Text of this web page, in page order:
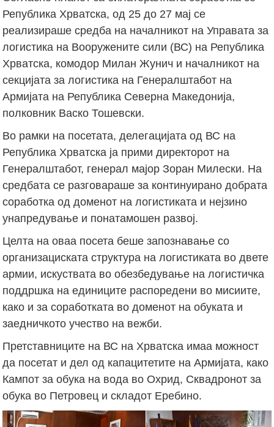
Република Хрватска, од 25 до 27 мај се
реализираше средба на началникот на Управата за
логистика на Вооружените сили (ВС) на Република
Хрватска, комодор Милан Жунич и началникот на
секцијата за логистика на Генералштабот на
Армијата на Република Северна Македонија,
полковник Васко Тошевски.
Во рамки на посетата, делегацијата од ВС на
Република Хрватска ја прими директорот на
Генералштабот, генерал мајор Зоран Милески. На
средбата се разговараше за континуирано добрата
соработка од доменот на логистиката и нејзино
унапредување и понатамошен развој.
Целта на оваа посета беше запознавање со
организациската структура на логистиката во двете
армии, искуствата во обезбедување на логистичка
поддршка на единиците распоредени во мисиите,
како и за соработката во доменот на обуката и
заедничкото учество на вежби.
Претставниците на ВС на Хрватска имаа можност
да посетат и дел од капацитетите на Армијата, како
Кампот за обука на вода во Охрид, Сквадронот за
обука во Петровец и складот Еребино.